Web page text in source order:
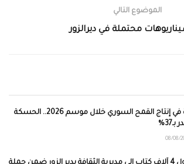
الموضوع التالي
محتملة في ديرالزور
قفزة في إنتاج القمح السوري خلال موسم 2026.. الحسكة